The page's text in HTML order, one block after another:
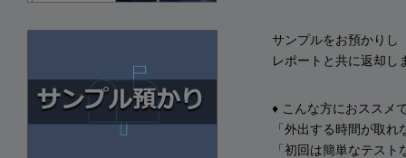
サンプルをお預かりし
レポートと共に返却し
♦ こんな方におススメ
「外出する時間が取れ
「初回は簡単なテス